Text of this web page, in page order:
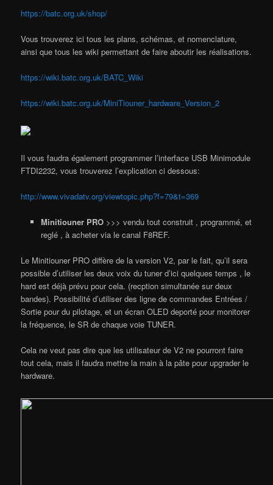
https://batc.org.uk/shop/
Vous trouverez ici tous les plans, schémas, et nomenclature,
ainsi que tous les wiki permettant de faire aboutir les réalisations.
https://wiki.batc.org.uk/BATC_Wiki
https://wiki.batc.org.uk/MiniTiouner_hardware_Version_2
Il vous faudra également programmer l’interface USB Minimodule
FTDI2232, vous trouverez l’explication ci dessous:
http://www.vivadatv.org/viewtopic.php?f=79&t=369
Minitiouner PRO>>> vendu tout construit , programmé, et
reglé , à acheter via le canal F8REF.
Le Minitiouner PRO diffère de la version V2, par le fait, qu’il sera
possible d’utiliser les deux voix du tuner d’ici quelques temps , le
hard est déjà prévu pour cela. (recption simultanée sur deux
bandes). Possibilité d’utiliser des ligne de commandes Entrées /
Sortie pour du pilotage, et un écran OLED deporté pour monitorer
la fréquence, le SR de chaque voie TUNER.
Cela ne veut pas dire que les utilisateur de V2 ne pourront faire
tout cela, mais il faudra mettre la main à la pâte pour upgrader le
hardware.